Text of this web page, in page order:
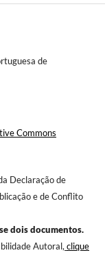
de
Commons
Declaração de
e de Conflito
dois documentos.
Autoral,clique